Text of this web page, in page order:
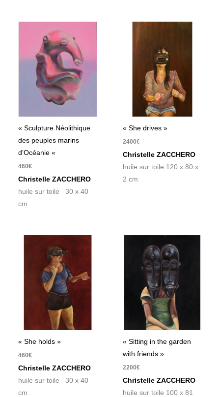
« Sculpture Néolithique
des peuples marins
d’Océanie «
460€
Christelle ZACCHERO
huile sur toile 30 x 40
cm
« She drives »
2400€
Christelle ZACCHERO
huile sur toile 120 x 80 x
2 cm
« She holds »
460€
Christelle ZACCHERO
huile sur toile 30 x 40
cm
« Sitting in the garden
with friends »
2200€
Christelle ZACCHERO
huile sur toile 100 x 81